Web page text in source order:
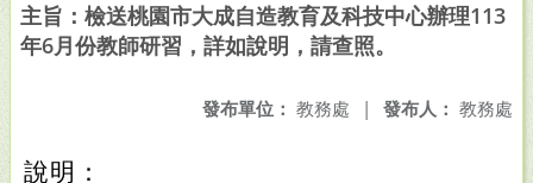
主旨：檢送桃園市大成自造教育及科技中心辦理113
年6月份教師研習，詳如說明，請查照。
發布人： 教務處
發布單位： 教務處 |
說明：